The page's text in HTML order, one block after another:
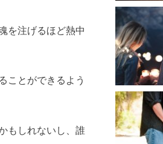
を注げるほど熱中
ことができるよう
もしれないし、誰